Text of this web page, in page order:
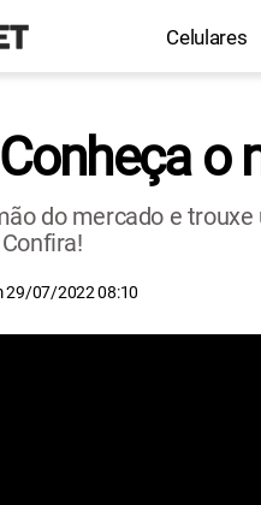
Celulares
o
do mercado e
29/07/2022 08:10